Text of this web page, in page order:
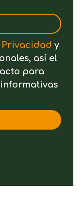
y
así el
para